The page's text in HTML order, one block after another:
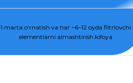
1 marta o‘rnatish va har ~6–12 oyda filtrlovchi
elementlarni almashtirish kifoya